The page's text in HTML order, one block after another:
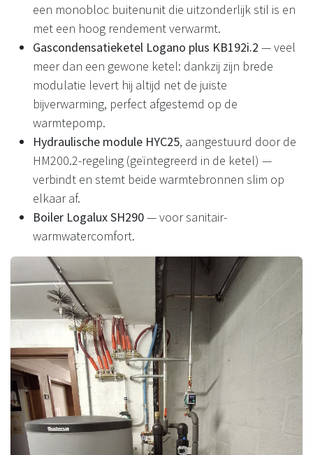
een monobloc buitenunit die uitzonderlijk stil is en
met een hoog rendement verwarmt.
Gascondensatieketel Logano plus KB192i.2 — veel
meer dan een gewone ketel: dankzij zijn brede
modulatie levert hij altijd net de juiste
bijverwarming, perfect afgestemd op de
warmtepomp.
Hydraulische module HYC25, aangestuurd door de
HM200.2-regeling (geïntegreerd in de ketel) —
verbindt en stemt beide warmtebronnen slim op
elkaar af.
Boiler Logalux SH290— voor sanitair-
warmwatercomfort.